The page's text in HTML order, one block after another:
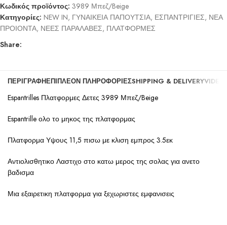
Κωδικός προϊόντος: 3989 Μπεζ/Beige
Κατηγορίες: NEW IN, ΓΥΝΑΙΚΕΙΑ ΠΑΠΟΥΤΣΙΑ, ΕΣΠΑΝΤΡΙΓΙΕΣ, ΝΕΑ
ΠΡΟΙΟΝΤΑ, ΝΕΕΣ ΠΑΡΑΛΑΒΕΣ, ΠΛΑΤΦΟΡΜΕΣ
Share:
ΠΕΡΙΓΡΑΦΉΕΠΙΠΛΈΟΝ ΠΛΗΡΟΦΟΡΊΕΣSHIPPING & DELIVERYVIDEO
Espantrilles Πλατφορμες Δετες 3989 Μπεζ/Beige
Espantrille ολο το μηκος της πλατφορμας
Πλατφορμα Υψους 11,5 πισω με κλιση εμπρος 3.5εκ
Αντιολισθητικο Λαστιχο στο κατω μερος της σολας για ανετο
βαδισμα
Μια εξαιρετικη πλατφορμα για ξεχωριστες εμφανισεις